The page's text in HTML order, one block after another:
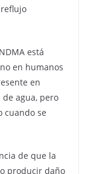
está
en humanos
en
agua, pero
cuando se
de que la
producir daño